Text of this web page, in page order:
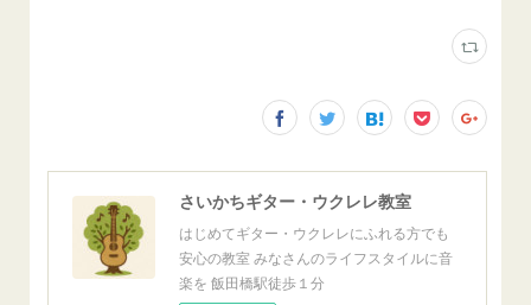
さいかちギター・ウクレレ教室
はじめてギター・ウクレレにふれる方でも
安心の教室 みなさんのライフスタイルに音
楽を 飯田橋駅徒歩１分